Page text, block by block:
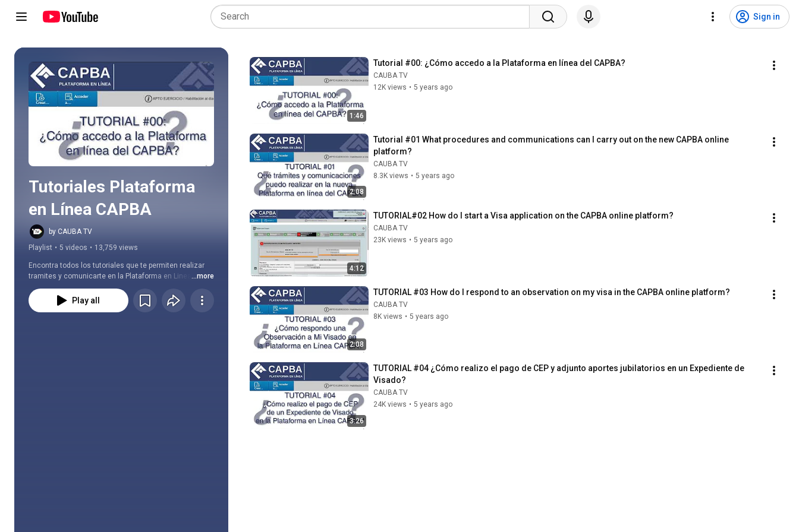
Sign in
Tutoriales Plataforma
en Línea CAPBA
by CAUBA TV
Playlist • 5 videos • 13,759 views
Encontra todos los tutoriales que te permiten realizar
tramites y comunicarte en la Plataforma en Linea
CAPBA.
...more
Play all
1:46
Tutorial #00: ¿Cómo accedo a la Plataforma en línea del CAPBA?
CAUBA TV
12K views • 5 years ago
2:08
Tutorial #01 What procedures and communications can I carry out on the new CAPBA online
platform?
CAUBA TV
8.3K views • 5 years ago
4:12
TUTORIAL#02 How do I start a Visa application on the CAPBA online platform?
CAUBA TV
23K views • 5 years ago
2:08
TUTORIAL #03 How do I respond to an observation on my visa in the CAPBA online platform?
CAUBA TV
8K views • 5 years ago
3:26
TUTORIAL #04 ¿Cómo realizo el pago de CEP y adjunto aportes jubilatorios en un Expediente de
Visado?
CAUBA TV
24K views • 5 years ago